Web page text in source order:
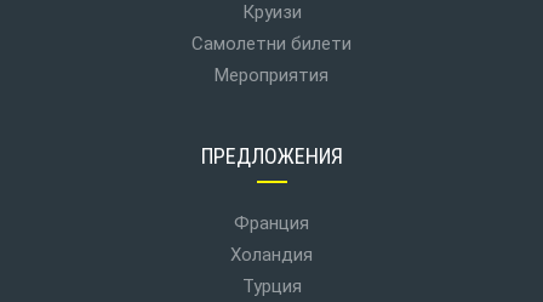
Круизи
Самолетни билети
Мероприятия
ПРЕДЛОЖЕНИЯ
Франция
Холандия
Турция